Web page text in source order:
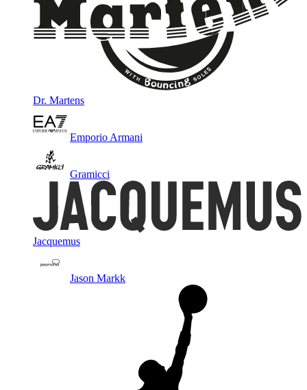
Dr. Martens
Emporio Armani
Gramicci
Jacquemus
Jason Markk